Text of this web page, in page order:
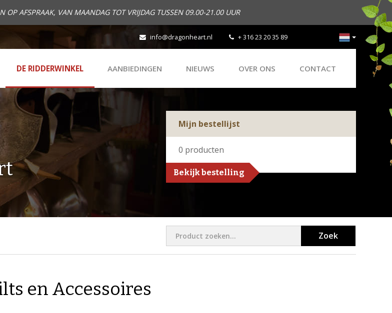
OP AFSPRAAK, VAN MAANDAG TOT VRIJDAG TUSSEN 09.00-21.00 UUR
info@dragonheart.nl + 316 23 20 35 89
DE RIDDERWINKEL AANBIEDINGEN NIEUWS OVER ONS CONTACT
Mijn bestellijst
0 producten
Bekijk bestelling
Zoek
en Accessoires